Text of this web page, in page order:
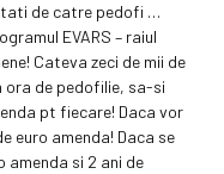
de catre pedofi …
EVARS – raiul
Cateva zeci de mii de
ora de pedofilie, sa-si
pt fiecare! Daca vor
euro amenda! Daca se
amenda si 2 ani de